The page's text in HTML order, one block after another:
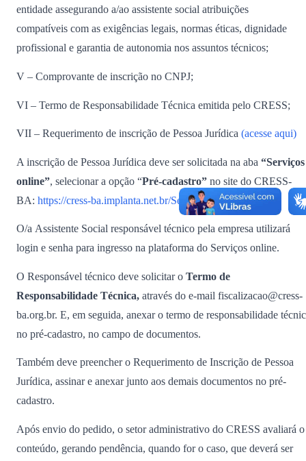
entidade assegurando a/ao assistente social atribuições
compatíveis com as exigências legais, normas éticas, dignidade
profissional e garantia de autonomia nos assuntos técnicos;
V – Comprovante de inscrição no CNPJ;
VI – Termo de Responsabilidade Técnica emitida pelo CRESS;
VII – Requerimento de inscrição de Pessoa Jurídica (acesse aqui)
A inscrição de Pessoa Jurídica deve ser solicitada na aba “Serviços
online”, selecionar a opção “Pré-cadastro” no site do CRESS-
BA: https://cress-ba.implanta.net.br/ServicosOnline/
O/a Assistente Social responsável técnico pela empresa utilizará
login e senha para ingresso na plataforma do Serviços online.
O Responsável técnico deve solicitar o Termo de
Responsabilidade Técnica, através do e-mail fiscalizacao@cress-
ba.org.br. E, em seguida, anexar o termo de responsabilidade
no pré-cadastro, no campo de documentos.
Também deve preencher o Requerimento de Inscrição de Pessoa
Jurídica, assinar e anexar junto aos demais documentos no pré-
cadastro.
Após envio do pedido, o setor administrativo do CRESS avaliará o
conteúdo, gerando pendência, quando for o caso, que deverá ser